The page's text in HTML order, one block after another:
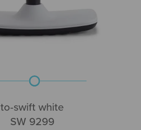
to-swift white
SW 9299